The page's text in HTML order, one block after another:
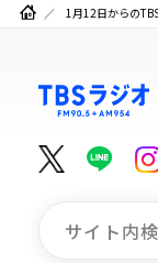
1月12日からの